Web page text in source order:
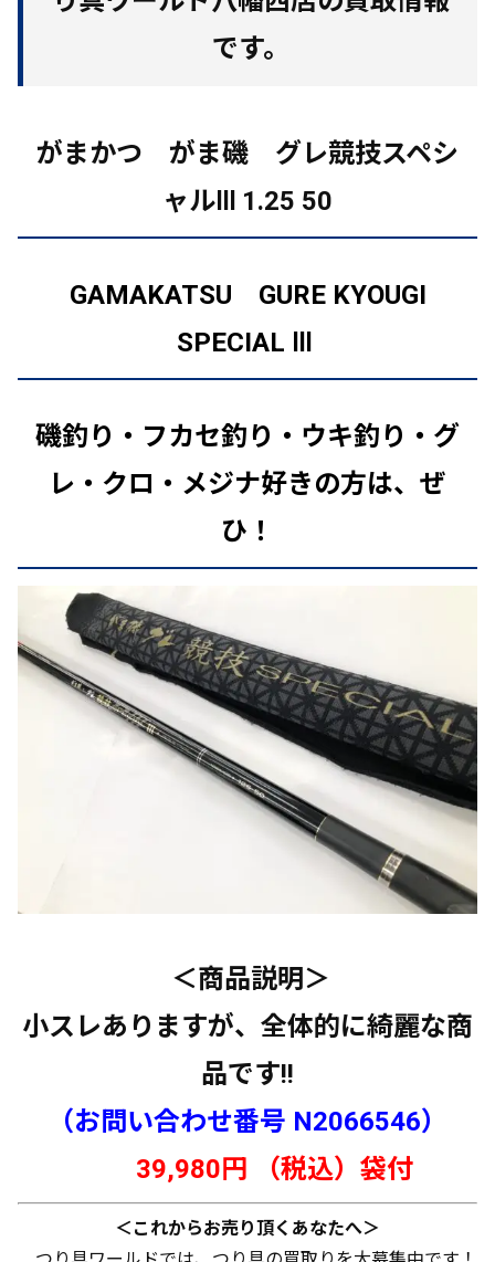
です。
がまかつ がま磯 グレ競技スペシ
ャルⅢ 1.25 50
GAMAKATSU GURE KYOUGI
SPECIAL Ⅲ
磯釣り・フカセ釣り・ウキ釣り・グ
レ・クロ・メジナ好きの方は、ぜ
ひ！
＜商品説明＞
小スレありますが、全体的に綺麗な商
品です!!
（お問い合わせ番号 N2066546）
39,980円 （税込）袋付
＜これからお売り頂くあなたへ＞